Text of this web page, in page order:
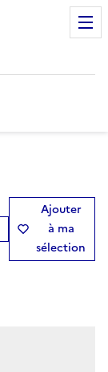
Ajouter
à ma
sélection